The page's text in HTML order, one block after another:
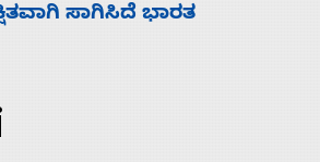
ಛಲವಾದಿ ನಾರಾಯಣಸ್ವಾಮಿ